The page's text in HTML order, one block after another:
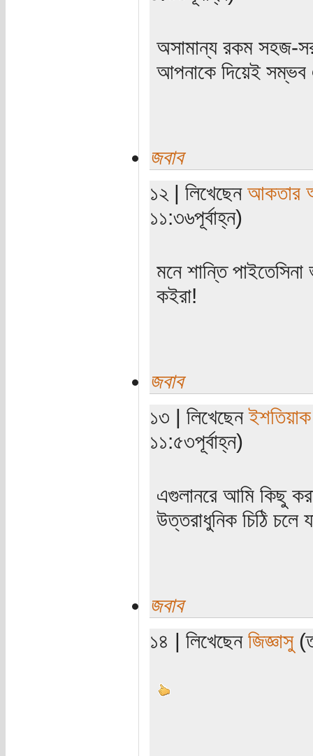
অসামান্য রকম সহজ-
আপনাকে দিয়েই সম্ভব
জবাব
১২ | লিখেছেন আকতার
১১:৩৬পূর্বাহ্ন)
মনে শান্তি
কইরা!
জবাব
১৩ | লিখেছেন
১১:৫৩পূর্বাহ্ন)
এগুলানরে আমি কিছু
উত্তরাধুনিক চিঠি
জবাব
১৪ | লিখেছেন জিজ্ঞাসু